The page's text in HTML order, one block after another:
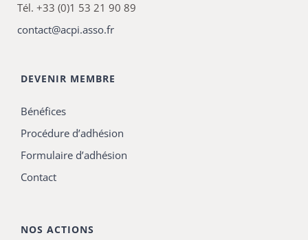
Tél. +33 (0)1 53 21 90 89
contact@acpi.asso.fr
DEVENIR MEMBRE
Bénéfices
Procédure d’adhésion
Formulaire d’adhésion
Contact
NOS ACTIONS